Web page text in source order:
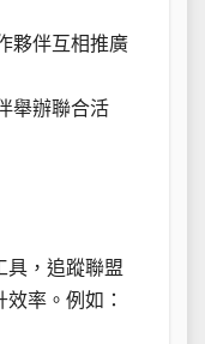
夥伴互相推廣
舉辦聯合活
具，追蹤聯盟
率。例如：